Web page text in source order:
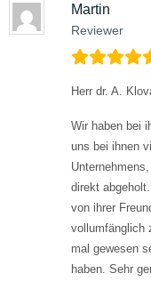
Martin
Reviewer
Herr dr. A.
Wir haben bei
uns bei ihnen
direkt
von ihrer
vollumfänglich
mal gewesen
haben. Sehr